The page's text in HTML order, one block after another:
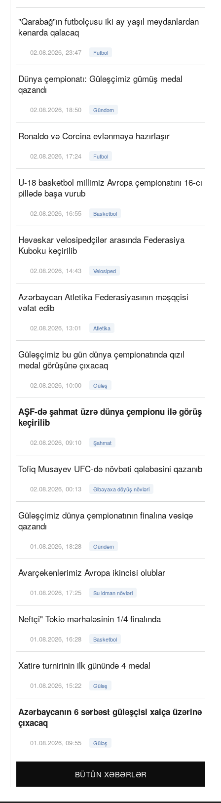
"Qarabağ"ın futbolçusu iki ay yaşıl meydanlardan
kənarda qalacaq
02.08.2026, 23:47 Futbol
Dünya çempionatı: Güləşçimiz gümüş medal
qazandı
02.08.2026, 18:50 Gündəm
Ronaldo və Corcina evlənməyə hazırlaşır
02.08.2026, 17:24 Futbol
U-18 basketbol millimiz Avropa çempionatını 16-cı
pillədə başa vurub
02.08.2026, 16:55 Basketbol
Həvəskar velosipedçilər arasında Federasiya
Kuboku keçirilib
02.08.2026, 14:43 Velosiped
Azərbaycan Atletika Federasiyasının məşqçisi
vəfat edib
02.08.2026, 13:01 Atletika
Güləşçimiz bu gün dünya çempionatında qızıl
medal görüşünə çıxacaq
02.08.2026, 10:00 Güləş
AŞF-də şahmat üzrə dünya çempionu ilə görüş
keçirilib
02.08.2026, 09:10 Şahmat
Tofiq Musayev UFC-də növbəti qələbəsini qazanıb
02.08.2026, 00:13 Əlbəyaxa döyüş növləri
Güləşçimiz dünya çempionatının finalına vəsiqə
qazandı
01.08.2026, 18:28 Gündəm
Avarçəkənlərimiz Avropa ikincisi olublar
01.08.2026, 17:25 Su idman növləri
Neftçi" Tokio mərhələsinin 1/4 finalında
01.08.2026, 16:28 Basketbol
Xatirə turnirinin ilk günündə 4 medal
01.08.2026, 15:22 Güləş
Azərbaycanın 6 sərbəst güləşçisi xalça üzərinə
çıxacaq
01.08.2026, 09:55 Güləş
BÜTÜN XƏBƏRLƏR